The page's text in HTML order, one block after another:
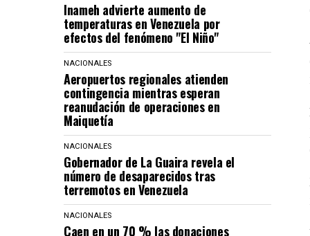
Inameh advierte aumento de
temperaturas en Venezuela por
efectos del fenómeno "El Niño"
NACIONALES
Aeropuertos regionales atienden
contingencia mientras esperan
reanudación de operaciones en
Maiquetía
NACIONALES
Gobernador de La Guaira revela el
número de desaparecidos tras
terremotos en Venezuela
NACIONALES
Caen en un 70 % las donaciones